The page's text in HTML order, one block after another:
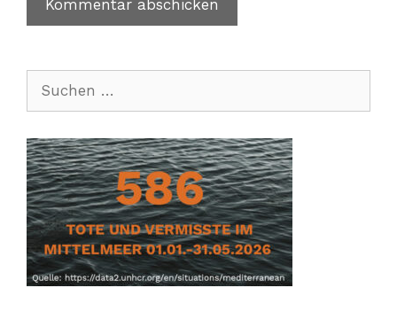
Suchen